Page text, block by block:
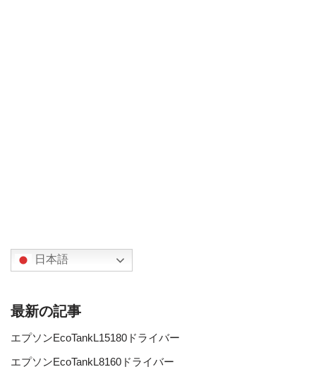
日本語
最新の記事
エプソンEcoTankL15180ドライバー
エプソンEcoTankL8160ドライバー